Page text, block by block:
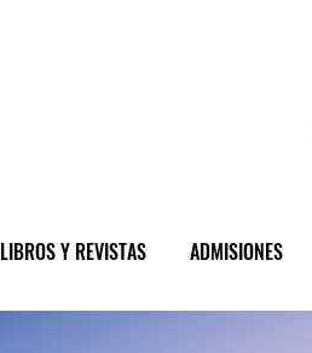
LIBROS Y REVISTAS ADMISIONES